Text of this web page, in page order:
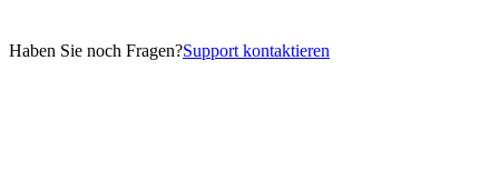
Haben Sie noch Fragen?Support kontaktieren